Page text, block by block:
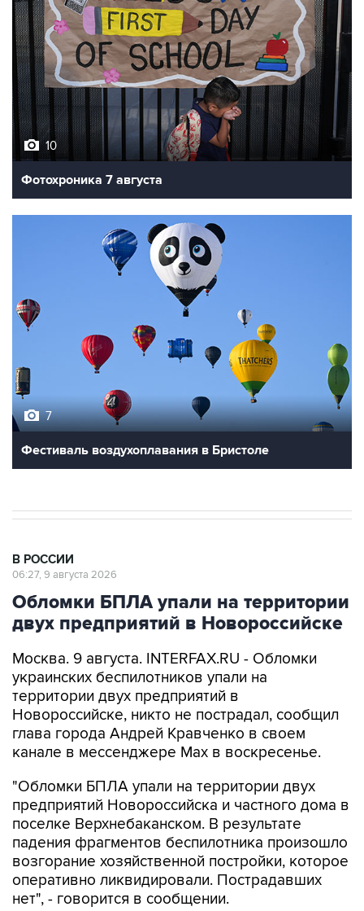
10
Фотохроника 7 августа
7
Фестиваль воздухоплавания в Бристоле
В РОССИИ
06:27, 9 августа 2026
Обломки БПЛА упали на территории
двух предприятий в Новороссийске
Москва. 9 августа. INTERFAX.RU - Обломки
украинских беспилотников упали на
территории двух предприятий в
Новороссийске, никто не пострадал, сообщил
глава города Андрей Кравченко в своем
канале в мессенджере Max в воскресенье.
"Обломки БПЛА упали на территории двух
предприятий Новороссийска и частного дома в
поселке Верхнебаканском. В результате
падения фрагментов беспилотника произошло
возгорание хозяйственной постройки, которое
оперативно ликвидировали. Пострадавших
нет", - говорится в сообщении.